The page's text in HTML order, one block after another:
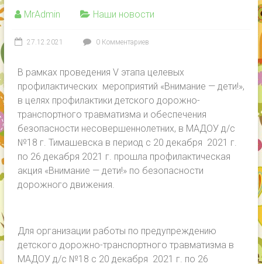
MrAdmin Наши новости
27.12.2021 0 Комментариев
В рамках проведения V этапа целевых
профилактических мероприятий «Внимание — дети!»,
в целях профилактики детского дорожно-
транспортного травматизма и обеспечения
безопасности несовершеннолетних, в МАДОУ д/с
№18 г. Тимашевска в период с 20 декабря 2021 г.
по 26 декабря 2021 г. прошла профилактическая
акция «Внимание — дети!» по безопасности
дорожного движения.
Для организации работы по предупреждению
детского дорожно-транспортного травматизма в
МАДОУ д/с №18 с 20 декабря 2021 г. по 26